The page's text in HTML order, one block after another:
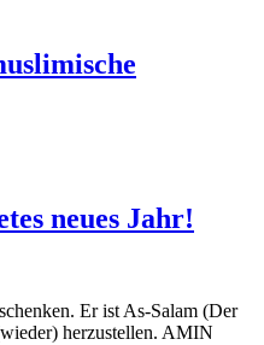
neues Jahr!
Er ist As-Salam (Der
herzustellen. AMIN